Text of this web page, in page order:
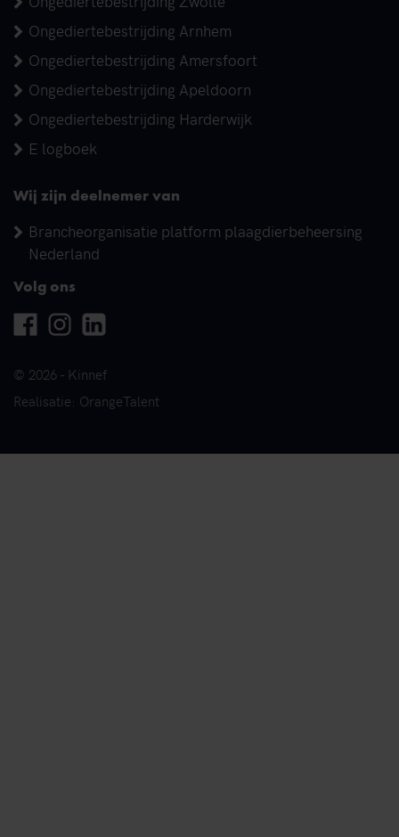
Ongediertebestrijding Arnhem
Ongediertebestrijding Amersfoort
Ongediertebestrijding Apeldoorn
Ongediertebestrijding Harderwijk
E logboek
Wij zijn deelnemer van
Brancheorganisatie platform plaagdierbeheersing
Nederland
Volg ons
Facebook
InstagramLinkedin
© 2026 - Kinnef
Realisatie: OrangeTalent